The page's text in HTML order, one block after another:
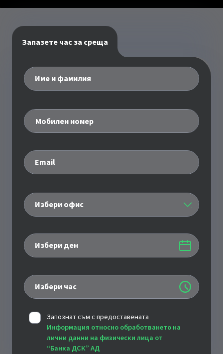
Запазете час за среща
Име и фамилия
Email
Избери офис
Избери ден
Избери час
Запознат съм с предоставената
Информация относно обработването на
лични данни на физически лица от
“Банка ДСК” АД